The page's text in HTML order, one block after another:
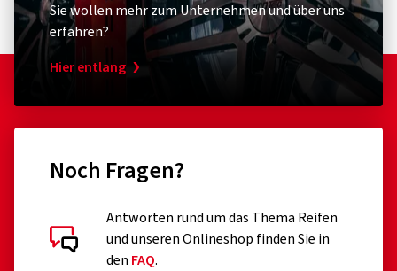
Sie wollen mehr zum Unternehmen und über uns
erfahren?
Hier entlang
Noch Fragen?
Antworten rund um das Thema Reifen
und unseren Onlineshop finden Sie in
den FAQ.